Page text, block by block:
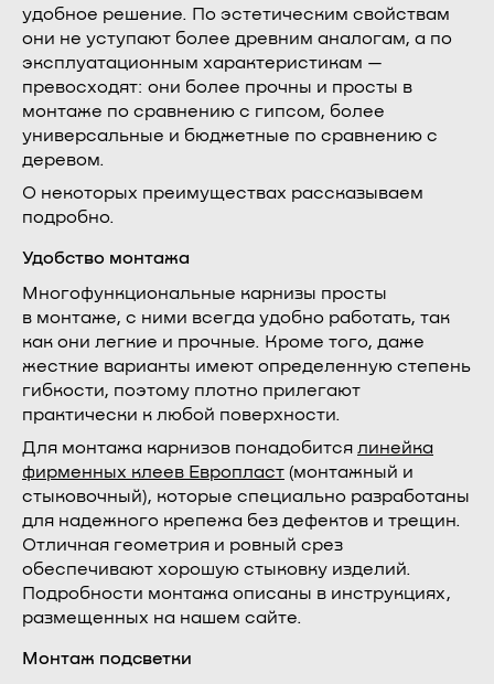
удобное решение. По эстетическим свойствам
они не уступают более древним аналогам, а по
эксплуатационным характеристикам —
превосходят: они более прочны и просты в
монтаже по сравнению с гипсом, более
универсальные и бюджетные по сравнению с
деревом.
О некоторых преимуществах рассказываем
подробно.
Удобство монтажа
Многофункциональные карнизы просты
в монтаже, с ними всегда удобно работать, так
как они легкие и прочные. Кроме того, даже
жесткие варианты имеют определенную степень
гибкости, поэтому плотно прилегают
практически к любой поверхности.
Для монтажа карнизов понадобится линейка
фирменных клеев Европласт (монтажный и
стыковочный), которые специально разработаны
для надежного крепежа без дефектов и трещин.
Отличная геометрия и ровный срез
обеспечивают хорошую стыковку изделий.
Подробности монтажа описаны в инструкциях,
размещенных на нашем сайте.
Монтаж подсветки